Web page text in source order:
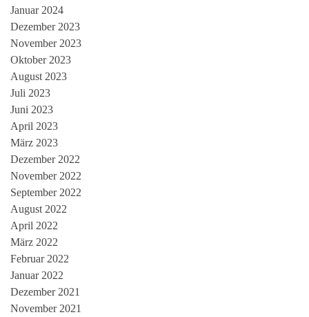
Januar 2024
Dezember 2023
November 2023
Oktober 2023
August 2023
Juli 2023
Juni 2023
April 2023
März 2023
Dezember 2022
November 2022
September 2022
August 2022
April 2022
März 2022
Februar 2022
Januar 2022
Dezember 2021
November 2021